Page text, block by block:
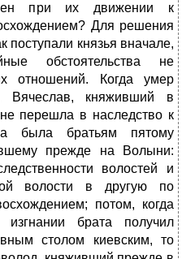
при их движении к
Для решения
поступали князья вначале,
обстоятельства не
отношений. Когда умер
Вячеслав, княживший в
перешла в наследство к
была братьям пятому
прежде на Волыни:
волостей и
волости в другую по
потом, когда
брата получил
столом киевским, то